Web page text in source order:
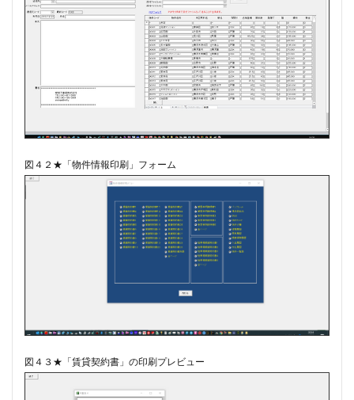
図４２★「物件情報印刷」フォーム
図４３★「賃貸契約書」の印刷プレビュー